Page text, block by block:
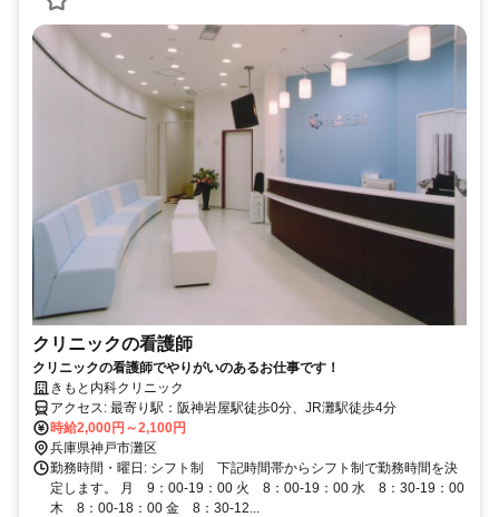
クリニックの看護師
クリニックの看護師でやりがいのあるお仕事です！
きもと内科クリニック
アクセス: 最寄り駅：阪神岩屋駅徒歩0分、JR灘駅徒歩4分
時給2,000円～2,100円
兵庫県神戸市灘区
勤務時間・曜日: シフト制 下記時間帯からシフト制で勤務時間を決
定します。 月 9：00-19：00 火 8：00-19：00 水 8：30-19：00
木 8：00-18：00 金 8：30-12...